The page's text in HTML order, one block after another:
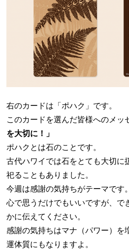
右のカードは「ポハク」です。
このカードを選んだ皆様へのメッ
を大切に！」
ポハクとは石のことです。
古代ハワイでは石をとても大切に
祀ることもありました。
今週は感謝の気持ちがテーマです。
心で思うだけでもいいですが、で
かに伝えてください。
感謝の気持ちはマナ（パワー）を
運体質にもなりますよ。